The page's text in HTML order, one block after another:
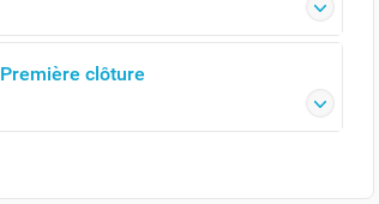
Première clôture